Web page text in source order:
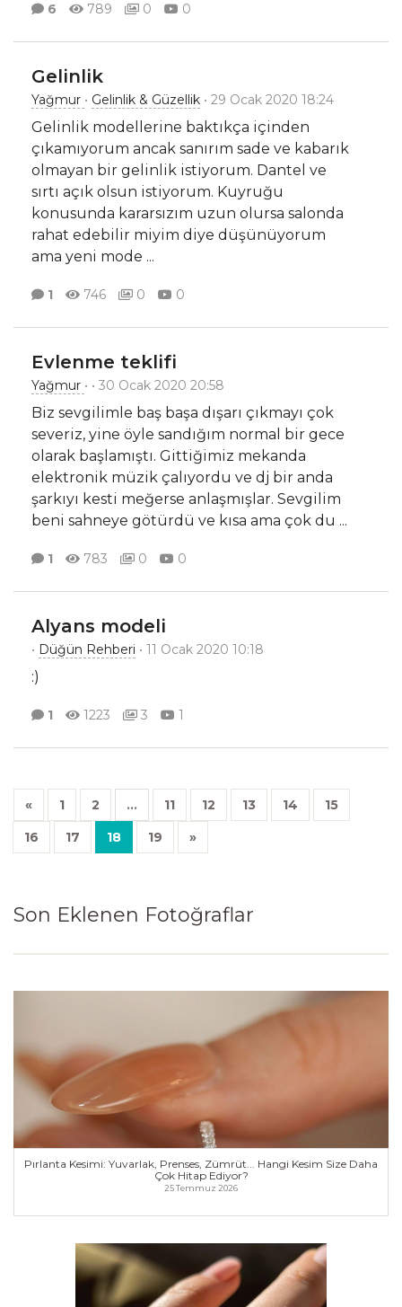
6 789 0 0
Gelinlik
Yağmur • Gelinlik & Güzellik • 29 Ocak 2020 18:24
Gelinlik modellerine baktıkça içinden
çıkamıyorum ancak sanırım sade ve kabarık
olmayan bir gelinlik istiyorum. Dantel ve
sırtı açık olsun istiyorum. Kuyruğu
konusunda kararsızım uzun olursa salonda
rahat edebilir miyim diye düşünüyorum
ama yeni mode ...
1 746 0 0
Evlenme teklifi
Yağmur • • 30 Ocak 2020 20:58
Biz sevgilimle baş başa dışarı çıkmayı çok
severiz, yine öyle sandığım normal bir gece
olarak başlamıştı. Gittiğimiz mekanda
elektronik müzik çalıyordu ve dj bir anda
şarkıyı kesti meğerse anlaşmışlar. Sevgilim
beni sahneye götürdü ve kısa ama çok du ...
1 783 0 0
Alyans modeli
• Düğün Rehberi • 11 Ocak 2020 10:18
:)
1 1223 3 1
« 1 2 ... 11 12 13 14
15
16
17 18 19 »
Son Eklenen Fotoğraflar
Pırlanta Kesimi: Yuvarlak, Prenses, Zümrüt... Hangi Kesim Size Daha
Çok Hitap Ediyor?
25 Temmuz 2026